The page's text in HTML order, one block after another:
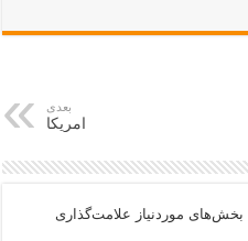
بعدی
امریکا
بخش‌های موردنیاز علامت‌گذاری